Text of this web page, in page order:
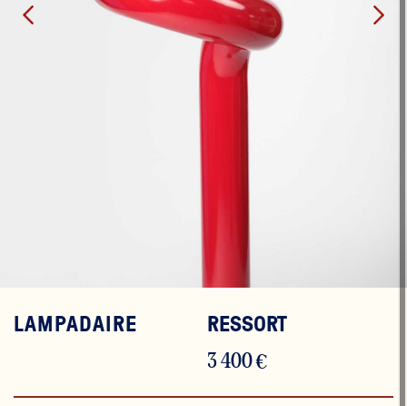
LAMPADAIRE RESSORT
3 400 €